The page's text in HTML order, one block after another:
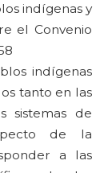
indígenas y
el Convenio
indígenas
tanto en las
sistemas de
de la
a las